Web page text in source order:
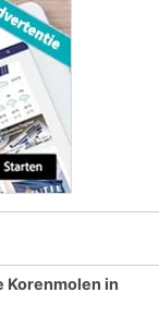
Korenmolen in